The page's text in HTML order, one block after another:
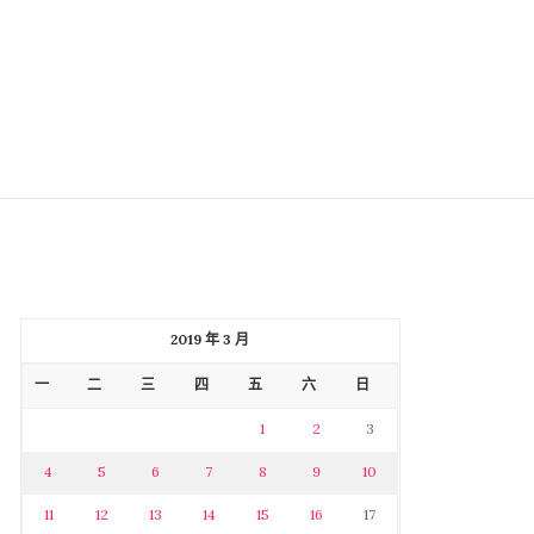
2019 年 3 月
一 二 三 四 五 六 日
1 2 3
4 5 6 7 8 9 10
11 12 13 14 15 16 17